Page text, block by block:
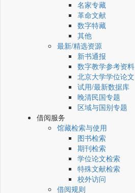
名家专藏
革命文献
数字特藏
其他
最新/精选资源
新书通报
数字教学参考资料
北京大学学位论文
试用/最新数据库
晚清民国专题
区域与国别专题
借阅服务
馆藏检索与使用
图书检索
期刊检索
学位论文检索
特殊文献检索
校外访问
借阅规则